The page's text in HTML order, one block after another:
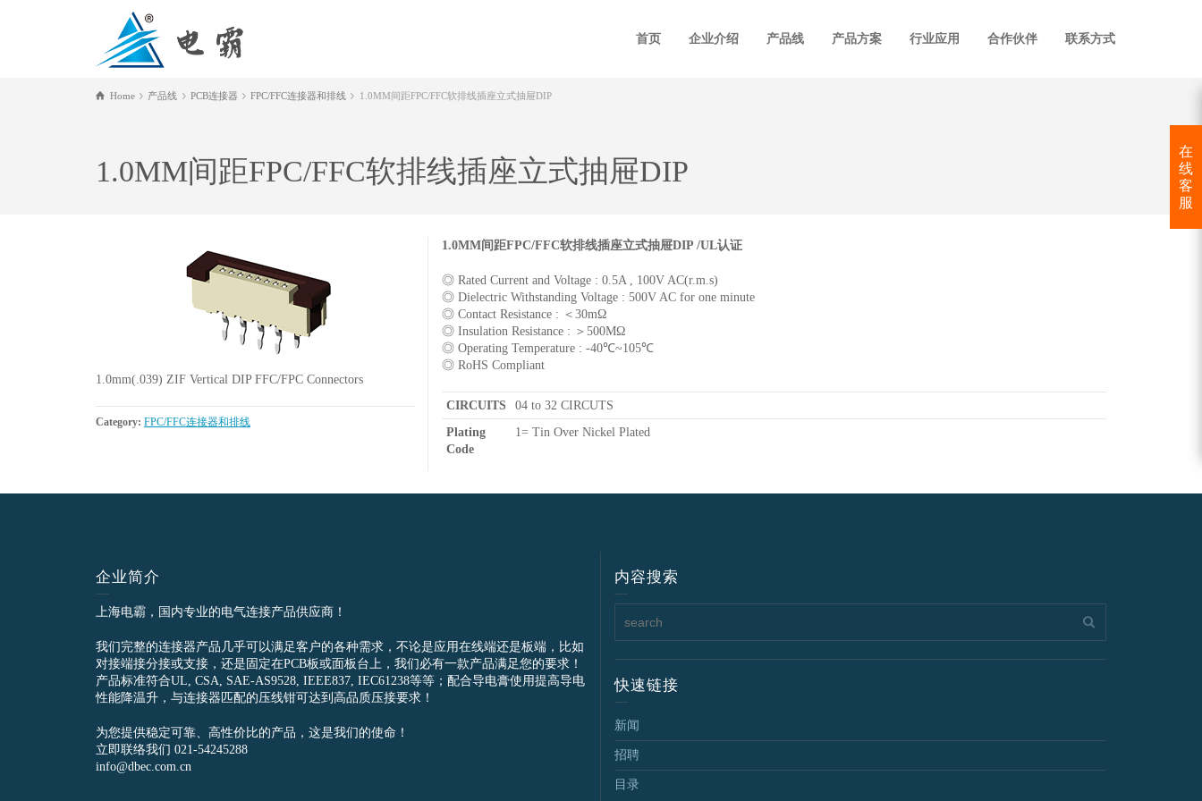
首页 企业介绍 产品线 产品方案 行业应用 合作伙伴 联系方式
Home 产品线 PCB连接器 FPC/FFC连接器和排线 1.0MM间距FPC/FFC软排线插座立式抽屉DIP
1.0MM间距FPC/FFC软排线插座立式抽屉DIP
1.0mm(.039) ZIF Vertical DIP FFC/FPC Connectors
Category: FPC/FFC连接器和排线
1.0MM间距FPC/FFC软排线插座立式抽屉DIP /UL认证
◎ Rated Current and Voltage : 0.5A , 100V AC(r.m.s)
◎ Dielectric Withstanding Voltage : 500V AC for one minute
◎ Contact Resistance : ＜30mΩ
◎ Insulation Resistance : ＞500MΩ
◎ Operating Temperature : -40℃~105℃
◎ RoHS Compliant
CIRCUITS
04 to 32 CIRCUTS
Plating
Code
1= Tin Over Nickel Plated
在
线
客
服
企业简介
上海电霸，国内专业的电气连接产品供应商！
我们完整的连接器产品几乎可以满足客户的各种需求，不论是应用在线端还是板端，比如
对接端接分接或支接，还是固定在PCB板或面板台上，我们必有一款产品满足您的要求！
产品标准符合UL, CSA, SAE-AS9528, IEEE837, IEC61238等等；配合导电膏使用提高导电
性能降温升，与连接器匹配的压线钳可达到高品质压接要求！
为您提供稳定可靠、高性价比的产品，这是我们的使命！
立即联络我们 021-54245288
info@dbec.com.cn
内容搜索
快速链接
新闻
招聘
目录